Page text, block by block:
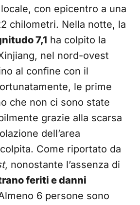
con epicentro a una
chilometri. Nella notte, la
7,1 ha colpito la
nel nord-ovest
al confine con il
le prime
che non ci sono state
grazie alla scarsa
dell’area
Come riportato da
, nonostante l’assenza di
feriti e danni
6 persone sono